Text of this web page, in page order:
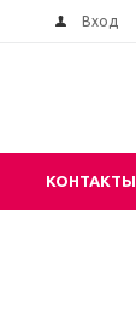
Вход
КОНТАКТЫ